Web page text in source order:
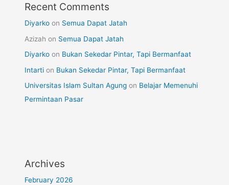
Recent Comments
Diyarko on Semua Dapat Jatah
Azizah on Semua Dapat Jatah
Diyarko on Bukan Sekedar Pintar, Tapi Bermanfaat
Intarti on Bukan Sekedar Pintar, Tapi Bermanfaat
Universitas Islam Sultan Agung on Belajar Memenuhi
Permintaan Pasar
Archives
February 2026